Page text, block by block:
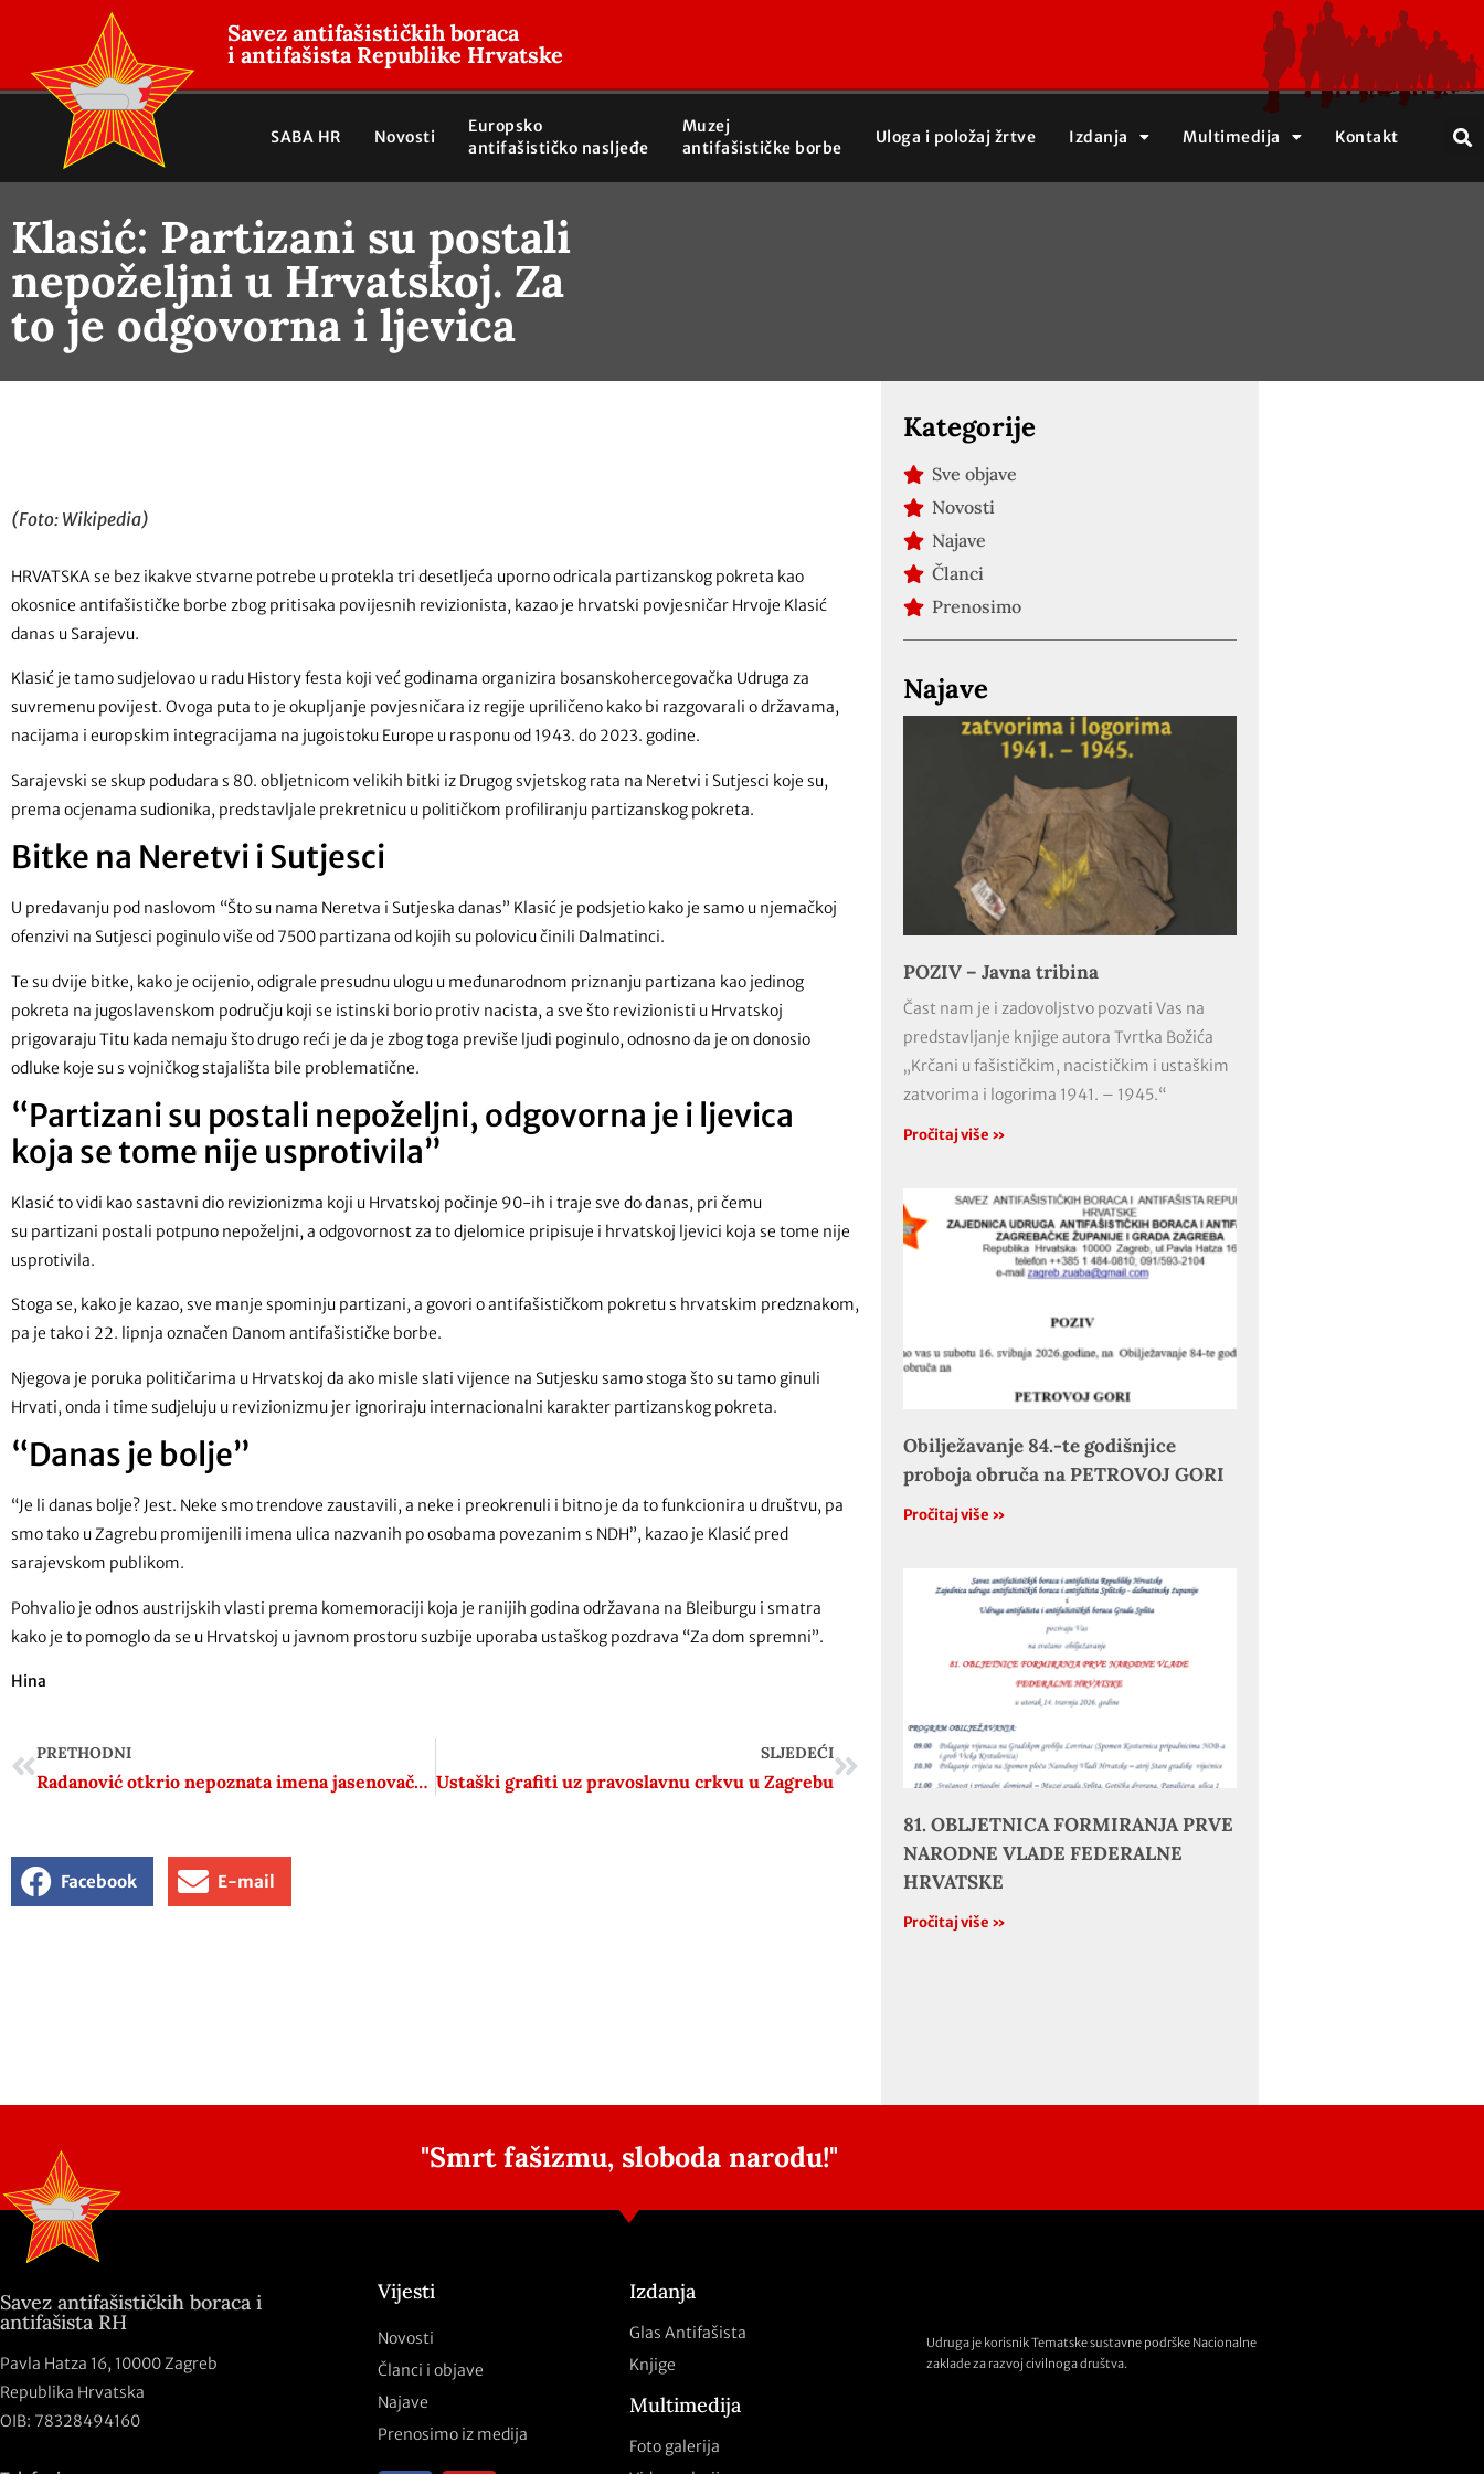
Savez antifašističkih boraca
i antifašista Republike Hrvatske
SABA HR Novosti
Europsko
antifašističko nasljeđe
Muzej
antifašističke borbe
Uloga i položaj žrtve Izdanja Multimedija Kontakt
Klasić: Partizani su postali
nepoželjni u Hrvatskoj. Za
to je odgovorna i ljevica
(Foto: Wikipedia)
HRVATSKA se bez ikakve stvarne potrebe u protekla tri desetljeća uporno odricala partizanskog pokreta kao
okosnice antifašističke borbe zbog pritisaka povijesnih revizionista, kazao je hrvatski povjesničar Hrvoje Klasić
danas u Sarajevu.
Klasić je tamo sudjelovao u radu History festa koji već godinama organizira bosanskohercegovačka Udruga za
suvremenu povijest. Ovoga puta to je okupljanje povjesničara iz regije upriličeno kako bi razgovarali o državama,
nacijama i europskim integracijama na jugoistoku Europe u rasponu od 1943. do 2023. godine.
Sarajevski se skup podudara s 80. obljetnicom velikih bitki iz Drugog svjetskog rata na Neretvi i Sutjesci koje su,
prema ocjenama sudionika, predstavljale prekretnicu u političkom profiliranju partizanskog pokreta.
Bitke na Neretvi i Sutjesci
U predavanju pod naslovom “Što su nama Neretva i Sutjeska danas” Klasić je podsjetio kako je samo u njemačkoj
ofenzivi na Sutjesci poginulo više od 7500 partizana od kojih su polovicu činili Dalmatinci.
Te su dvije bitke, kako je ocijenio, odigrale presudnu ulogu u međunarodnom priznanju partizana kao jedinog
pokreta na jugoslavenskom području koji se istinski borio protiv nacista, a sve što revizionisti u Hrvatskoj
prigovaraju Titu kada nemaju što drugo reći je da je zbog toga previše ljudi poginulo, odnosno da je on donosio
odluke koje su s vojničkog stajališta bile problematične.
“Partizani su postali nepoželjni, odgovorna je i ljevica
koja se tome nije usprotivila”
Klasić to vidi kao sastavni dio revizionizma koji u Hrvatskoj počinje 90-ih i traje sve do danas, pri čemu
su partizani postali potpuno nepoželjni, a odgovornost za to djelomice pripisuje i hrvatskoj ljevici koja se tome nije
usprotivila.
Stoga se, kako je kazao, sve manje spominju partizani, a govori o antifašističkom pokretu s hrvatskim predznakom,
pa je tako i 22. lipnja označen Danom antifašističke borbe.
Njegova je poruka političarima u Hrvatskoj da ako misle slati vijence na Sutjesku samo stoga što su tamo ginuli
Hrvati, onda i time sudjeluju u revizionizmu jer ignoriraju internacionalni karakter partizanskog pokreta.
“Danas je bolje”
“Je li danas bolje? Jest. Neke smo trendove zaustavili, a neke i preokrenuli i bitno je da to funkcionira u društvu, pa
smo tako u Zagrebu promijenili imena ulica nazvanih po osobama povezanim s NDH”, kazao je Klasić pred
sarajevskom publikom.
Pohvalio je odnos austrijskih vlasti prema komemoraciji koja je ranijih godina održavana na Bleiburgu i smatra
kako je to pomoglo da se u Hrvatskoj u javnom prostoru suzbije uporaba ustaškog pozdrava “Za dom spremni”.
Hina
PRETHODNI
Radanović otkrio nepoznata imena jasenovačkih žrtava
SLJEDEĆI
Ustaški grafiti uz pravoslavnu crkvu u Zagrebu
Facebook E-mail
Kategorije
Sve objave
Novosti
Najave
Članci
Prenosimo
Najave
POZIV – Javna tribina
Čast nam je i zadovoljstvo pozvati Vas na
predstavljanje knjige autora Tvrtka Božića
„Krčani u fašističkim, nacističkim i ustaškim
zatvorima i logorima 1941. – 1945.“
Pročitaj više »
Obilježavanje 84.-te godišnjice
proboja obruča na PETROVOJ GORI
Pročitaj više »
81. OBLJETNICA FORMIRANJA PRVE
NARODNE VLADE FEDERALNE
HRVATSKE
Pročitaj više »
"Smrt fašizmu, sloboda narodu!"
Savez antifašističkih boraca i
antifašista RH
Pavla Hatza 16, 10000 Zagreb
Republika Hrvatska
OIB: 78328494160
Vijesti
Novosti
Članci i objave
Najave
Prenosimo iz medija
Izdanja
Glas Antifašista
Knjige
Multimedija
Foto galerija
Udruga je korisnik Tematske sustavne podrške Nacionalne
zaklade za razvoj civilnoga društva.